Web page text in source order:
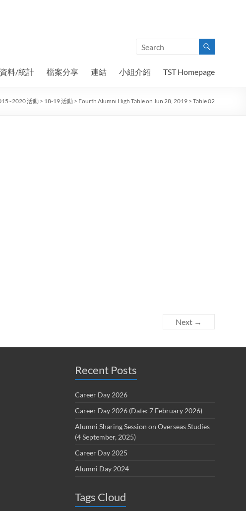
資料/統計 檔案分享 連結 小組介紹 TST Homepage
活動> 18-19 活動 > Fourth Alumni High Table on Jun 28, 2019 > Table 02
Next →
Recent Posts
Career Day 2026
Career Day 2026 (Date: 7 February 2026)
Alumni Sharing Session on Overseas Studies
(4 September, 2025)
Career Day 2025
Alumni Day 2024
Tags Cloud